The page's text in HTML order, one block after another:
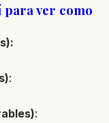
ver como
:
: